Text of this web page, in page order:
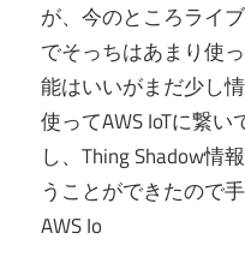
が、今のところライ
でそっちはあまり使
能はいいがまだ少し
使ってAWS IoTに繋い
し、Thing Shadow情
うことができたので
AWS Io